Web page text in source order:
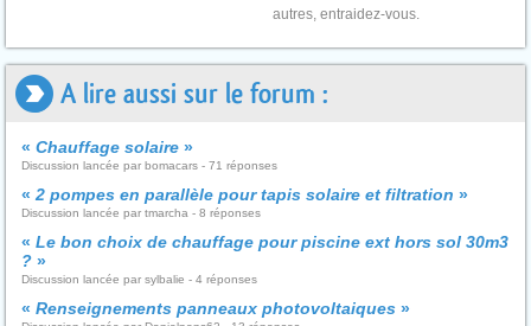
autres, entraidez-vous.
A lire aussi sur le forum :
« Chauffage solaire »
Discussion lancée par bomacars - 71 réponses
« 2 pompes en parallèle pour tapis solaire et filtration »
Discussion lancée par tmarcha - 8 réponses
« Le bon choix de chauffage pour piscine ext hors sol 30m3
? »
Discussion lancée par sylbalie - 4 réponses
« Renseignements panneaux photovoltaiques »